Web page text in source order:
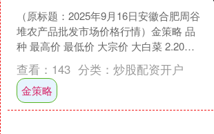
（原标题：2025年9月16日安徽合肥周谷
堆农产品批发市场价格行情）金策略 品
种 最高价 最低价 大宗价 大白菜 2.20
1.00 1.50 油菜 4.50 ....
查看： 143 分类： 炒股配资开户
金策略